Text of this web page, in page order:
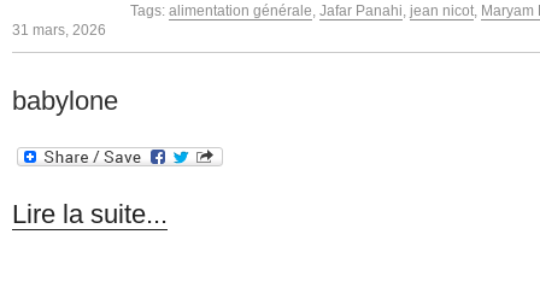
Tags: alimentation générale, Jafar Panahi, jean nicot, Maryam
31 mars, 2026
babylone
Lire la suite...